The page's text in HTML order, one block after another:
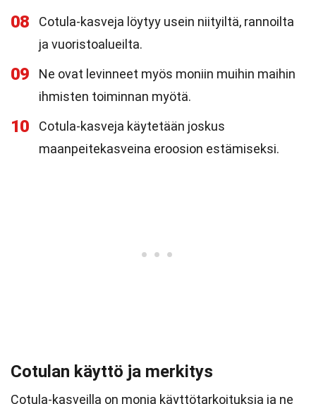
08
Cotula-kasveja löytyy usein niityiltä, rannoilta
ja vuoristoalueilta.
09
Ne ovat levinneet myös moniin muihin maihin
ihmisten toiminnan myötä.
10
Cotula-kasveja käytetään joskus
maanpeitekasveina eroosion estämiseksi.
Cotulan käyttö ja merkitys
Cotula-kasveilla on monia käyttötarkoituksia ja ne